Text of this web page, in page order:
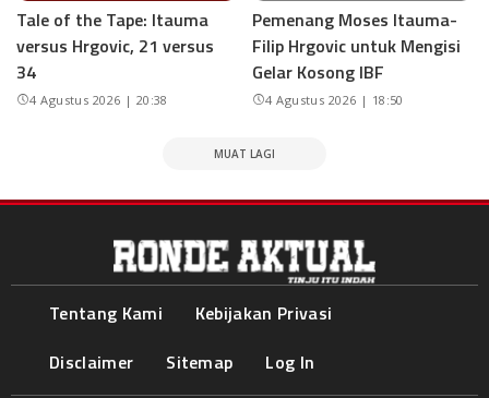
Tale of the Tape: Itauma
versus Hrgovic, 21 versus
34
4 Agustus 2026 | 20:38
Pemenang Moses Itauma-
Filip Hrgovic untuk Mengisi
Gelar Kosong IBF
4 Agustus 2026 | 18:50
MUAT LAGI
Tentang Kami
Kebijakan Privasi
Disclaimer
Sitemap
Log In